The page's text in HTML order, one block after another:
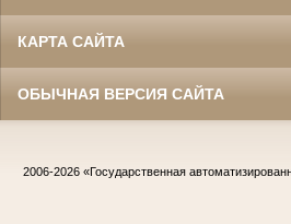
КАРТА САЙТА
ОБЫЧНАЯ ВЕРСИЯ САЙТА
2006-2026 «Государственная